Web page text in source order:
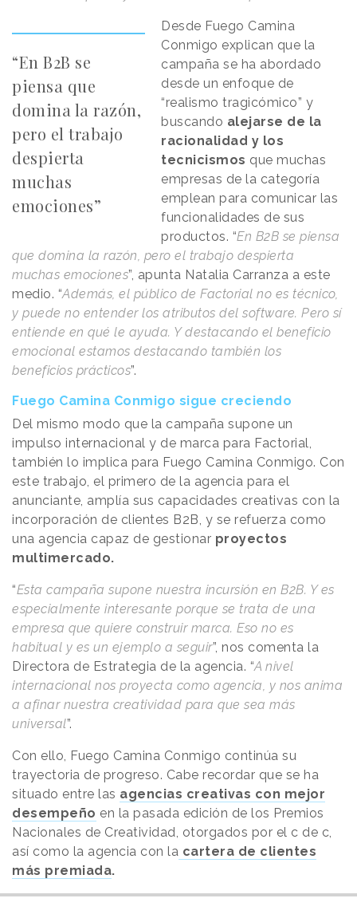
“En B2B se
piensa que
domina la razón,
pero el trabajo
despierta
muchas
emociones”
Desde Fuego Camina
Conmigo explican que la
campaña se ha abordado
desde un enfoque de
“realismo tragicómico” y
buscando alejarse de la
racionalidad y los
tecnicismos que muchas
empresas de la categoría
emplean para comunicar las
funcionalidades de sus
productos. “En B2B se piensa
que domina la razón, pero el trabajo despierta
muchas emociones”, apunta Natalia Carranza a este
medio. “Además, el público de Factorial no es técnico,
y puede no entender los atributos del software. Pero sí
entiende en qué le ayuda. Y destacando el beneficio
emocional estamos destacando también los
beneficios prácticos”.
Fuego Camina Conmigo sigue creciendo
Del mismo modo que la campaña supone un
impulso internacional y de marca para Factorial,
también lo implica para Fuego Camina Conmigo. Con
este trabajo, el primero de la agencia para el
anunciante, amplía sus capacidades creativas con la
incorporación de clientes B2B, y se refuerza como
una agencia capaz de gestionar proyectos
multimercado.
“Esta campaña supone nuestra incursión en B2B. Y es
especialmente interesante porque se trata de una
empresa que quiere construir marca. Eso no es
habitual y es un ejemplo a seguir”, nos comenta la
Directora de Estrategia de la agencia. “A nivel
internacional nos proyecta como agencia, y nos anima
a afinar nuestra creatividad para que sea más
universal”.
Con ello, Fuego Camina Conmigo continúa su
trayectoria de progreso. Cabe recordar que se ha
situado entre las agencias creativas con mejor
desempeño en la pasada edición de los Premios
Nacionales de Creatividad, otorgados por el c de c,
así como la agencia con la cartera de clientes
más premiada.